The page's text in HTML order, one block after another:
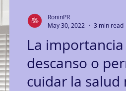
La
descanso o
cuidar la salud
RoninPR
May 30, 2022
3 min read